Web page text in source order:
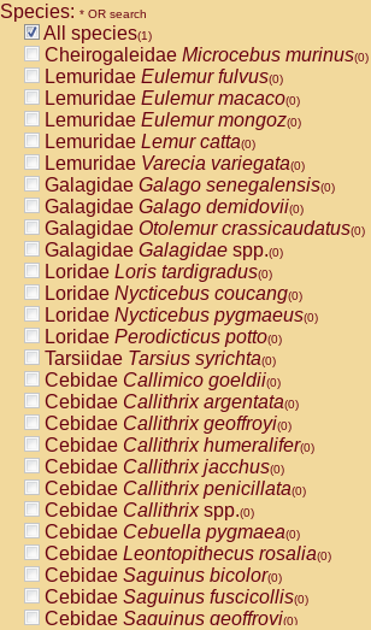
Species: * OR search
All species(1)
Cheirogaleidae Microcebus murinus(0)
Lemuridae Eulemur fulvus(0)
Lemuridae Eulemur macaco(0)
Lemuridae Eulemur mongoz(0)
Lemuridae Lemur catta(0)
Lemuridae Varecia variegata(0)
Galagidae Galago senegalensis(0)
Galagidae Galago demidovii(0)
Galagidae Otolemur crassicaudatus(0)
Galagidae Galagidae spp.(0)
Loridae Loris tardigradus(0)
Loridae Nycticebus coucang(0)
Loridae Nycticebus pygmaeus(0)
Loridae Perodicticus potto(0)
Tarsiidae Tarsius syrichta(0)
Cebidae Callimico goeldii(0)
Cebidae Callithrix argentata(0)
Cebidae Callithrix geoffroyi(0)
Cebidae Callithrix humeralifer(0)
Cebidae Callithrix jacchus(0)
Cebidae Callithrix penicillata(0)
Cebidae Callithrixspp.(0)
Cebidae Cebuella pygmaea(0)
Cebidae Leontopithecus rosalia(0)
Cebidae Saguinus bicolor(0)
Cebidae Saguinus fuscicollis(0)
Cebidae Saguinus geoffroyi(0)